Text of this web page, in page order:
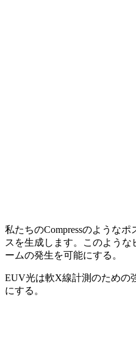
私たちのCompressのような
スを生成します。このよう
ームの発生を可能にする。
EUV光は軟X線計測のための
にする。